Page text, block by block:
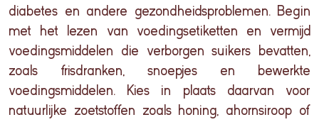
diabetes en andere gezondheidsproblemen. Begin
met het lezen van voedingsetiketten en vermijd
voedingsmiddelen die verborgen suikers bevatten,
zoals frisdranken, snoepjes en bewerkte
voedingsmiddelen. Kies in plaats daarvan voor
natuurlijke zoetstoffen zoals honing, ahornsiroop of